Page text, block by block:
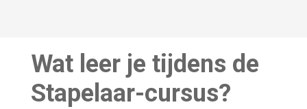
Wat leer je tijdens de
Stapelaar-cursus?